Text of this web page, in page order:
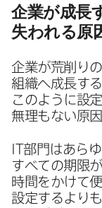
企業が​成長
失われる​原
企業が​荒削り
組織へ​成長す
このように​設
無理も​ない​原
IT部門は​あら
すべての​期限
時間を​かけて​
設定するより